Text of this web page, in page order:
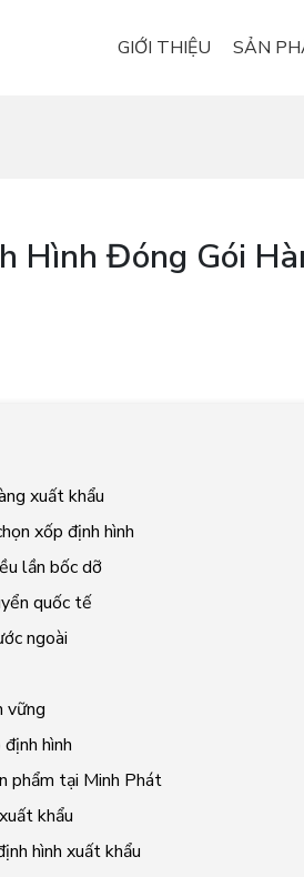
GIỚI THIỆU SẢN
Hình Đóng Gói
xuất khẩu
xốp định hình
lần bốc dỡ
quốc tế
ngoài
vững
hình
phẩm tại Minh Phát
khẩu
hình xuất khẩu